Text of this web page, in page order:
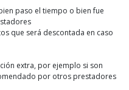
paso el tiempo o bien fue
que será descontada en caso
extra, por ejemplo si son
por otros prestadores